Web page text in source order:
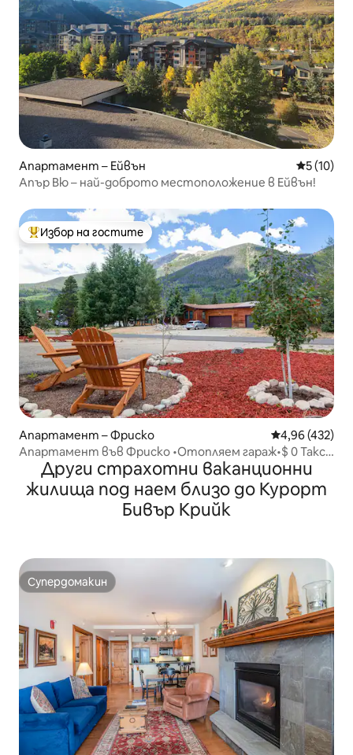
Апартамент – Ейвън Средна
5 (10)
Апър Вю – най-доброто местоположение в Ейвън!
Най-популярен избор на гостите
Избор на гостите
Апартамент – Фриско Средна
4,96 (432)
Апартамент във Фриско •Отопляем гараж•$ 0 Такси
за почистване и домашни любимци
Други страхотни ваканционни
жилища под наем близо до Курорт
Бивър Крийк
Супердомакин
Супердомакин